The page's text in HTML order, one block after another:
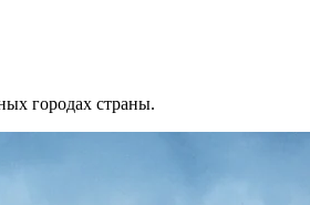
городах страны.